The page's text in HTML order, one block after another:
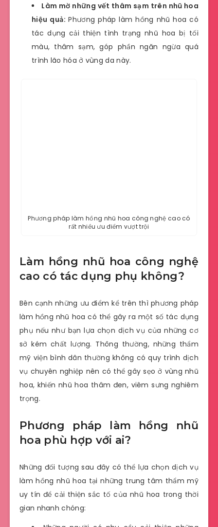
Làm mờ những vết thâm sạm trên nhũ hoa
hiệu quả:Phương pháp làm hồng nhũ hoa có
tác dụng cải thiện tình trạng nhũ hoa bị tối
màu, thâm sạm, góp phần ngăn ngừa quá
trình lão hóa ở vùng da này.
Phương pháp làm hồng nhũ hoa công nghệ cao có
rất nhiều ưu điểm vượt trội
Làm hồng nhũ hoa công nghệ
cao có tác dụng phụ không?
Bên cạnh những ưu điểm kể trên thì phương pháp
làm hồng nhũ hoa có thể gây ra một số tác dụng
phụ nếu như bạn lựa chọn dịch vụ của những cơ
sở kém chất lượng. Thông thường, những thẩm
mỹ viện bình dân thường không có quy trình dịch
vụ chuyên nghiệp nên có thể gây sẹo ở vùng nhũ
hoa, khiến nhũ hoa thâm đen, viêm sưng nghiêm
trọng.
Phương pháp làm hồng nhũ
hoa phù hợp với ai?
Những đối tượng sau đây có thể lựa chọn dịch vụ
làm hồng nhũ hoa tại những trung tâm thẩm mỹ
uy tín để cải thiện sắc tố của nhũ hoa trong thời
gian nhanh chóng: